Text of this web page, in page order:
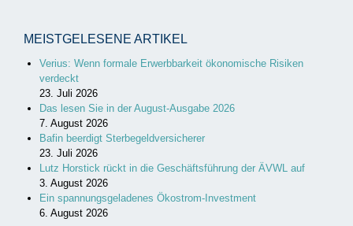
MEISTGELESENE ARTIKEL
Verius: Wenn formale Erwerbbarkeit ökonomische Risiken
verdeckt
23. Juli 2026
Das lesen Sie in der August-Ausgabe 2026
7. August 2026
Bafin beerdigt Sterbegeldversicherer
23. Juli 2026
Lutz Horstick rückt in die Geschäftsführung der ÄVWL auf
3. August 2026
Ein spannungsgeladenes Ökostrom-Investment
6. August 2026